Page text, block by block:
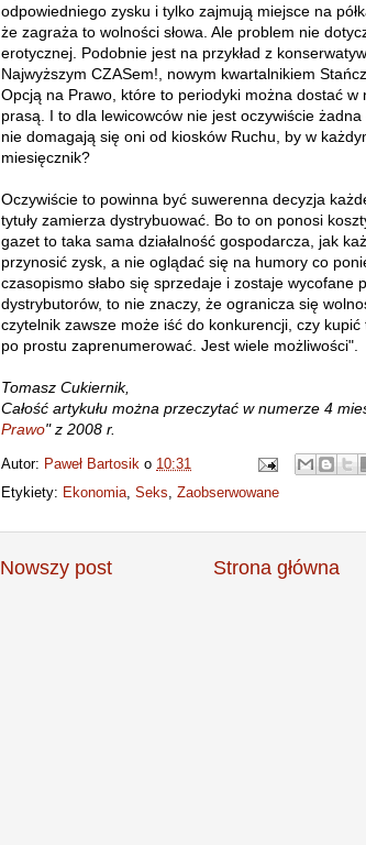
odpowiedniego zysku i tylko zajmują miejsce na
że zagraża to wolności słowa. Ale problem nie
erotycznej. Podobnie jest na przykład z
Najwyższym CZASem!, nowym kwartalnikiem
Opcją na Prawo, które to periodyki można dostać w
prasą. I to dla lewicowców nie jest oczywiście
nie domagają się oni od kiosków Ruchu, by w
miesięcznik?
Oczywiście to powinna być suwerenna decyzja
tytuły zamierza dystrybuować. Bo to on ponosi
gazet to taka sama działalność gospodarcza, jak
przynosić zysk, a nie oglądać się na humory co
czasopismo słabo się sprzedaje i zostaje wycofane
dystrybutorów, to nie znaczy, że ogranicza się
czytelnik zawsze może iść do konkurencji, czy kupić
po prostu zaprenumerować. Jest wiele możliwości".
Tomasz Cukiernik,
Całość artykułu można przeczytać w numerze 4
Prawo" z 2008 r.
Autor: Paweł Bartosik o 10:31
Etykiety: Ekonomia, Seks, Zaobserwowane
Nowszy post Strona główna